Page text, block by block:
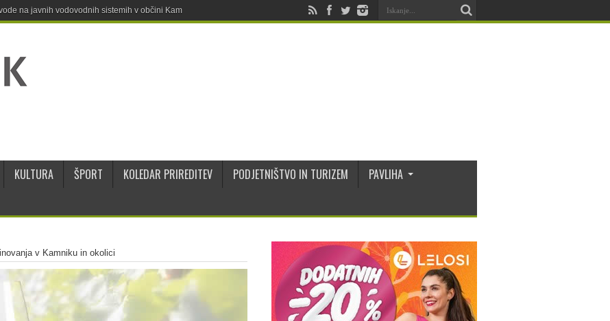
na javnih vodovodnih sistemih v občini Kamnik
KULTURA ŠPORT KOLEDAR PRIREDITEV PODJETNIŠTVO IN TURIZEM
PAVLIHA
v Kamniku in okolici